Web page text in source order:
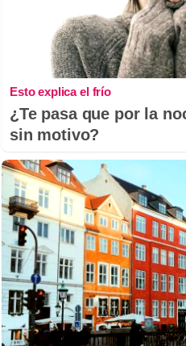
Esto explica el frío
¿Te pasa que por la
sin motivo?